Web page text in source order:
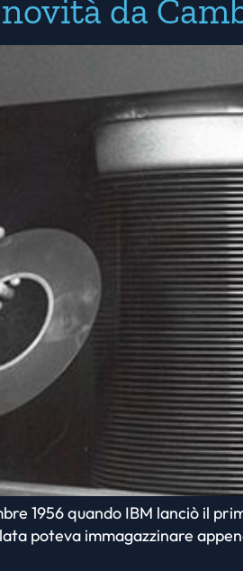
da
1956 quando IBM lanciò il
poteva immagazzinare